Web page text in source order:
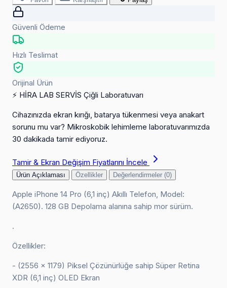
Güvenli Ödeme
Hızlı Teslimat
Orijinal Ürün
⚡ HİRA LAB SERVİS Çiğli Laboratuvarı
Cihazınızda ekran kırığı, batarya tükenmesi veya anakart
sorunu mu var? Mikroskobik lehimleme laboratuvarımızda
30 dakikada tamir ediyoruz.
Tamir & Ekran Değişim Fiyatlarını İncele
Ürün Açıklaması Özellikler Değerlendirmeler (0)
Apple iPhone 14 Pro (6,1 inç) Akıllı Telefon, Model:
(A2650). 128 GB Depolama alanına sahip mor sürüm.
.
Özellikler:
- (2556 x 1179) Piksel Çözünürlüğe sahip Süper Retina
XDR (6,1 inç) OLED Ekran